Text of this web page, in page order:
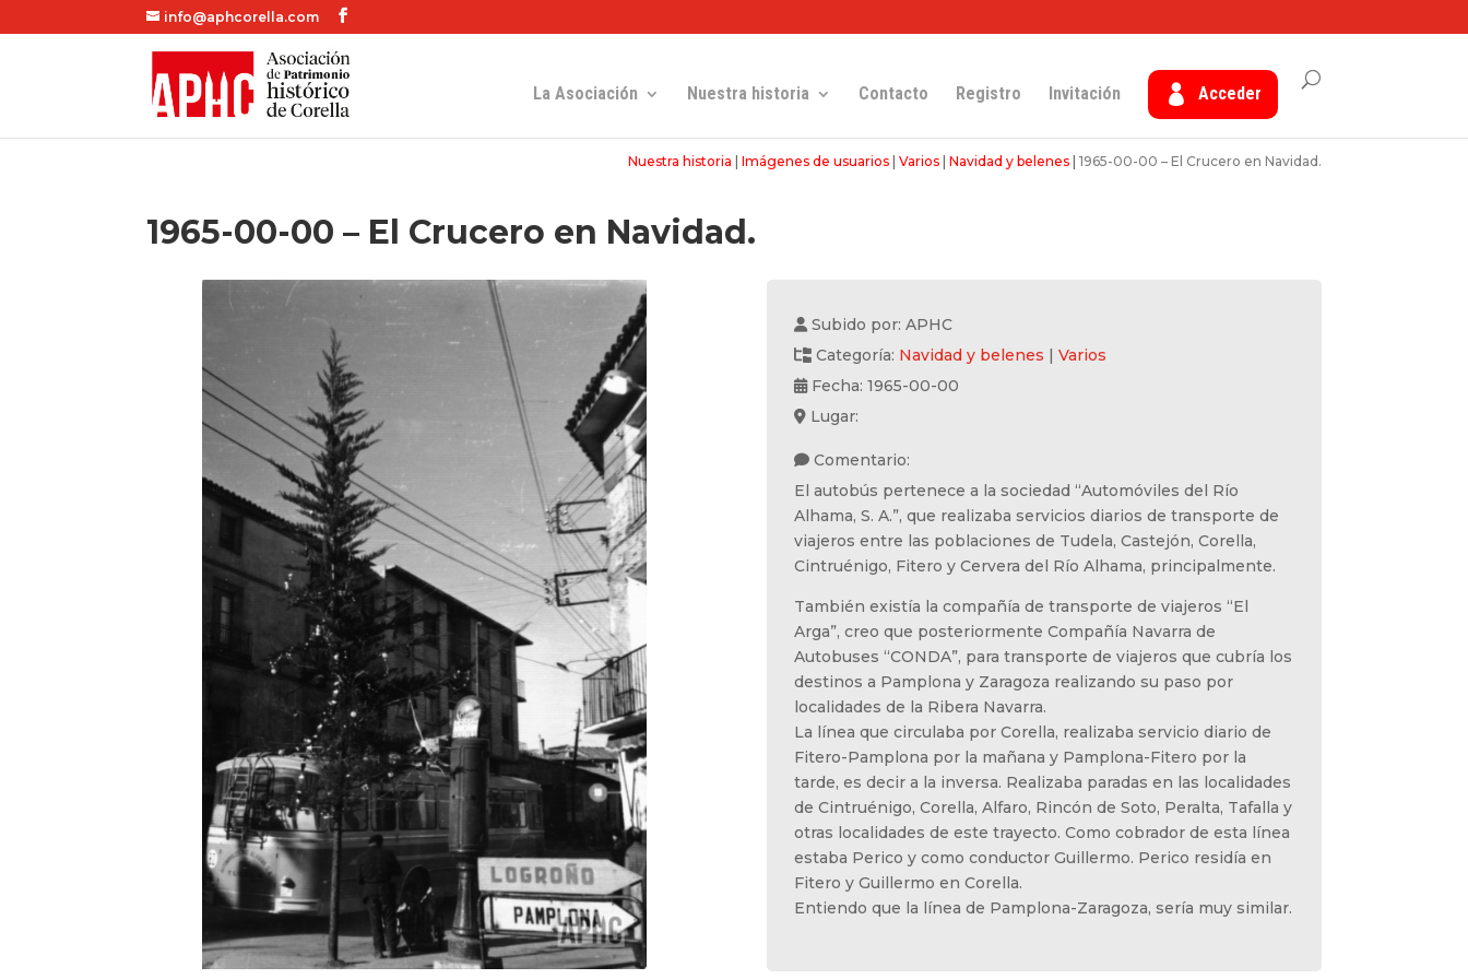
info@aphcorella.com
La Asociación Nuestra historia Contacto Registro Invitación Acceder
Nuestra historia Imágenes de usuarios| Varios| Navidad y belenes| 1965-00-00 – El Crucero en Navidad.
1965-00-00 – El Crucero en Navidad.
Subido por: APHC
Categoría: Navidad y belenes | Varios
Fecha: 1965-00-00
Lugar:
Comentario:
El autobús pertenece a la sociedad “Automóviles del Río
Alhama, S. A.”, que realizaba servicios diarios de transporte de
viajeros entre las poblaciones de Tudela, Castejón, Corella,
Cintruénigo, Fitero y Cervera del Río Alhama, principalmente.
También existía la compañía de transporte de viajeros “El
Arga”, creo que posteriormente Compañía Navarra de
Autobuses “CONDA”, para transporte de viajeros que cubría los
destinos a Pamplona y Zaragoza realizando su paso por
localidades de la Ribera Navarra.
La línea que circulaba por Corella, realizaba servicio diario de
Fitero-Pamplona por la mañana y Pamplona-Fitero por la
tarde, es decir a la inversa. Realizaba paradas en las localidades
de Cintruénigo, Corella, Alfaro, Rincón de Soto, Peralta, Tafalla y
otras localidades de este trayecto. Como cobrador de esta línea
estaba Perico y como conductor Guillermo. Perico residía en
Fitero y Guillermo en Corella.
Entiendo que la línea de Pamplona-Zaragoza, sería muy similar.